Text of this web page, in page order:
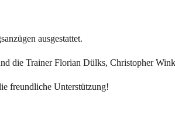
ausgestattet.
die Trainer Florian Dülks, Christopher
freundliche Unterstützung!